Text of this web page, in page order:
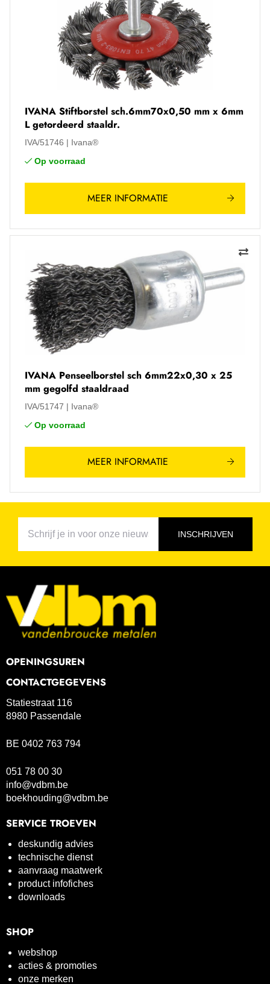
IVANA Stiftborstel sch.6mm70x0,50 mm x 6mm
L getordeerd staaldr.
IVA/51746
Ivana®
Op voorraad
MEER INFORMATIE
IVANA Penseelborstel sch 6mm22x0,30 x 25
mm gegolfd staaldraad
IVA/51747
Ivana®
Op voorraad
MEER INFORMATIE
INSCHRIJVEN
OPENINGSUREN
CONTACTGEGEVENS
Statiestraat 116
8980 Passendale
BE 0402 763 794
051 78 00 30
info@vdbm.be
boekhouding@vdbm.be
SERVICE TROEVEN
deskundig advies
technische dienst
aanvraag maatwerk
product infofiches
downloads
SHOP
webshop
acties & promoties
onze merken